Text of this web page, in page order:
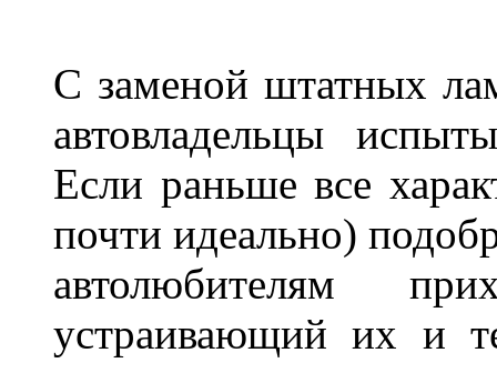
С заменой штатных
автовладельцы
Если раньше все
почти идеально)
автолюбителям
устраивающий их и